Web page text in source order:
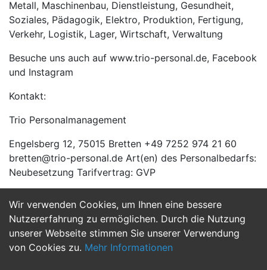
Wir verwenden Cookies, um Ihnen eine bessere
Nutzererfahrung zu ermöglichen. Durch die Nutzung
unserer Webseite stimmen Sie unserer Verwendung
von Cookies zu. Mehr Informationen
Metall, Maschinenbau, Dienstleistung, Gesundheit,
Soziales, Pädagogik, Elektro, Produktion, Fertigung,
Verkehr, Logistik, Lager, Wirtschaft, Verwaltung
Besuche uns auch auf www.trio-personal.de, Facebook
und Instagram
Kontakt:
Trio Personalmanagement
Engelsberg 12, 75015 Bretten +49 7252 974 21 60
bretten@trio-personal.de Art(en) des Personalbedarfs:
Neubesetzung Tarifvertrag: GVP
Jetzt Bewerben